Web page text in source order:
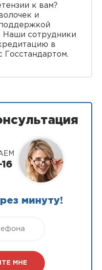
к вам?
и
Наши сотрудники
в
Госстандартом.
минуту!